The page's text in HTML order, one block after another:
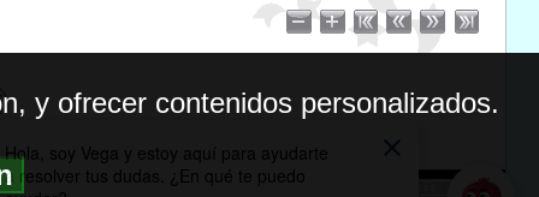
y ofrecer contenidos personalizados.